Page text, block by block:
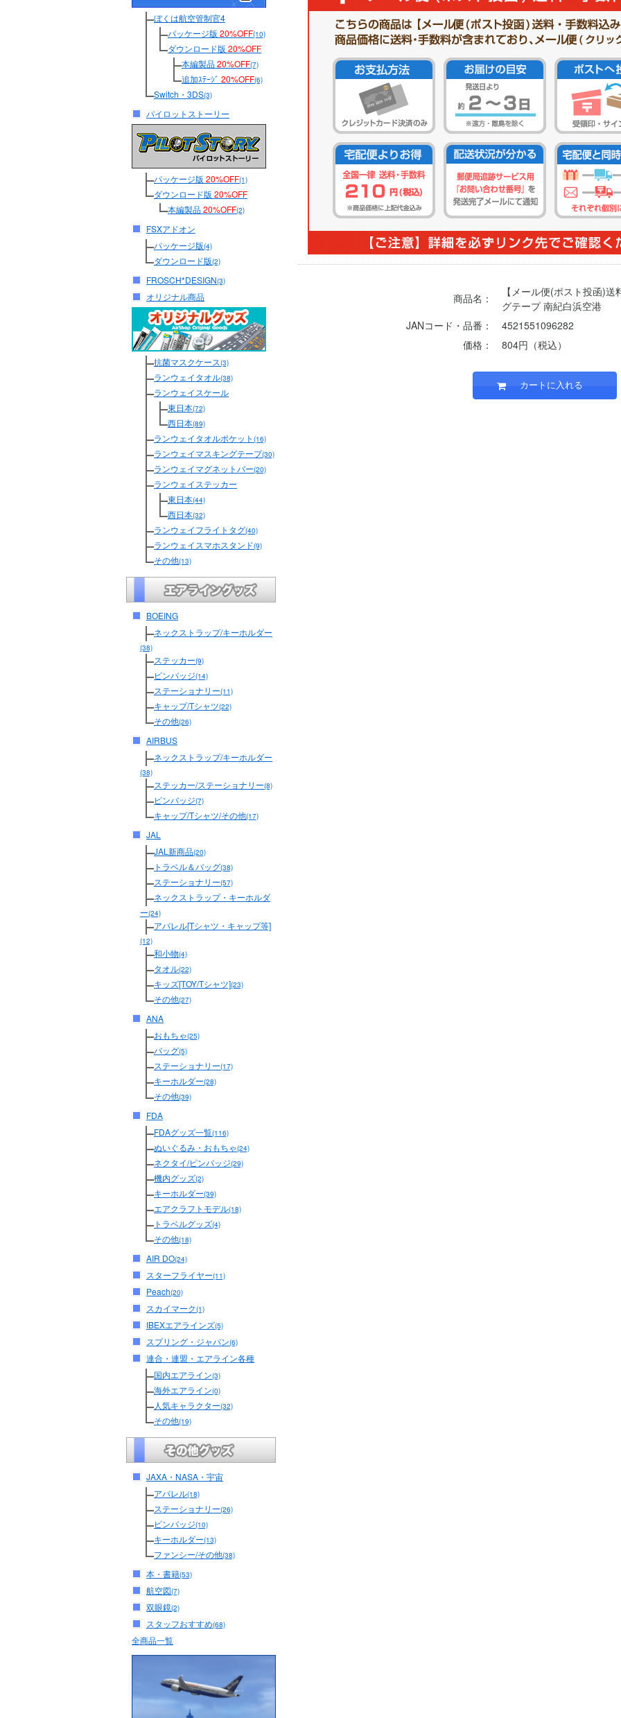
ぼくは航空管制官4
パッケージ版 20%OFF(10)
ダウンロード版 20%OFF
本編製品20%OFF(7)
追加ｽﾃｰｼﾞ 20%OFF(6)
Switch・3DS(3)
パイロットストーリー
パッケージ版 20%OFF(1)
ダウンロード版 20%OFF
本編製品20%OFF(2)
FSXアドオン
パッケージ版(4)
ダウンロード版(2)
FROSCH*DESIGN(3)
オリジナル商品
抗菌マスクケース(3)
ランウェイタオル(38)
ランウェイスケール
東日本(72)
西日本(89)
ランウェイタオルポケット (16)
ランウェイマスキングテープ(30)
ランウェイマグネットバー(20)
ランウェイステッカー
東日本(44)
西日本(32)
ランウェイフライトタグ(40)
ランウェイスマホスタンド(9)
その他(13)
BOEING
ネックストラップ/キーホルダー
(38)
ステッカー(9)
ピンバッジ(14)
ステーショナリー(11)
キャップ/Tシャツ(22)
その他(26)
AIRBUS
ネックストラップ/キーホルダー
(38)
ステッカー/ステーショナリー(8)
ピンバッジ(7)
キャップ/Tシャツ/その他(17)
JAL
JAL新商品(20)
トラベル＆バッグ(38)
ステーショナリー(57)
ネックストラップ・キーホルダ
ー(24)
アパレル[Tシャツ・キャップ等]
(12)
和小物(4)
タオル(22)
キッズ[TOY/Tシャツ](23)
その他(27)
ANA
おもちゃ(25)
バッグ(5)
ステーショナリー(17)
キーホルダー(28)
その他(39)
FDA
FDAグッズ一覧(116)
ぬいぐるみ・おもちゃ(24)
ネクタイ/ピンバッジ(29)
機内グッズ(2)
キーホルダー(39)
エアクラフトモデル(18)
トラベルグッズ(4)
その他(18)
AIR DO(24)
スターフライヤー(11)
Peach(20)
スカイマーク(1)
IBEXエアラインズ(5)
スプリング・ジャパン(6)
連合・連盟・エアライン各種
国内エアライン(3)
海外エアライン(0)
人気キャラクター(32)
その他(19)
JAXA・NASA・宇宙
アパレル(18)
ステーショナリー(26)
ピンバッジ(10)
キーホルダー(13)
ファンシー/その他(38)
本・書籍(53)
航空図(7)
双眼鏡(2)
スタッフおすすめ(68)
全商品一覧
商品名：
【メール便(ポスト投函)
グテープ 南紀白浜空港
JANコード・品番：
4521551096282
価格：
804円（税込）